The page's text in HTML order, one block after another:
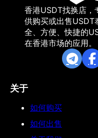
香港USDT找换店，
供购买或出售
全、方便、快捷的
在香港市场的应用。
关于
如何购买
如何出售